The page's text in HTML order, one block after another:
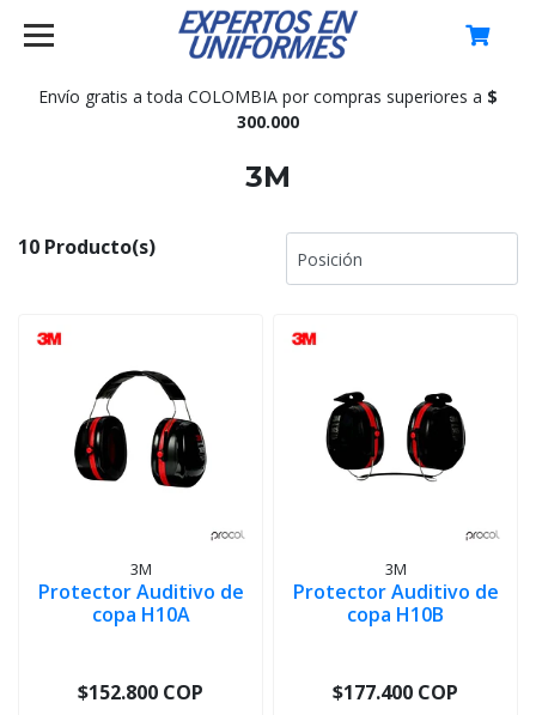
Envío gratis a toda COLOMBIA por compras superiores a $
300.000
3M
10 Producto(s)
3M
Protector Auditivo de
copa H10A
$152.800 COP
3M
Protector Auditivo de
copa H10B
$177.400 COP